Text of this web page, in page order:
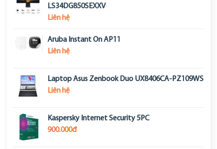
LS34DG850SEXXV
Liên hệ
Aruba Instant On AP11
Liên hệ
Laptop Asus Zenbook Duo UX8406CA-PZ109WS
Liên hệ
Kaspersky Internet Security 5PC
900.000đ